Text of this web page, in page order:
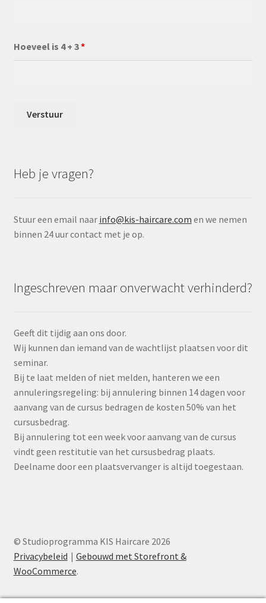
Hoeveel is 4 + 3*
Heb je vragen?
Stuur een email naar info@kis-haircare.com en we nemen
binnen 24 uur contact met je op.
Ingeschreven maar onverwacht verhinderd?
Geeft dit tijdig aan ons door.
Wij kunnen dan iemand van de wachtlijst plaatsen voor dit
seminar.
Bij te laat melden of niet melden, hanteren we een
annuleringsregeling: bij annulering binnen 14 dagen voor
aanvang van de cursus bedragen de kosten 50% van het
cursusbedrag.
Bij annulering tot een week voor aanvang van de cursus
vindt geen restitutie van het cursusbedrag plaats.
Deelname door een plaatsvervanger is altijd toegestaan.
© Studioprogramma KIS Haircare 2026
Privacybeleid
Gebouwd met Storefront &
WooCommerce.